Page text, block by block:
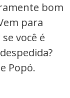
bom
para
você é
Popó.